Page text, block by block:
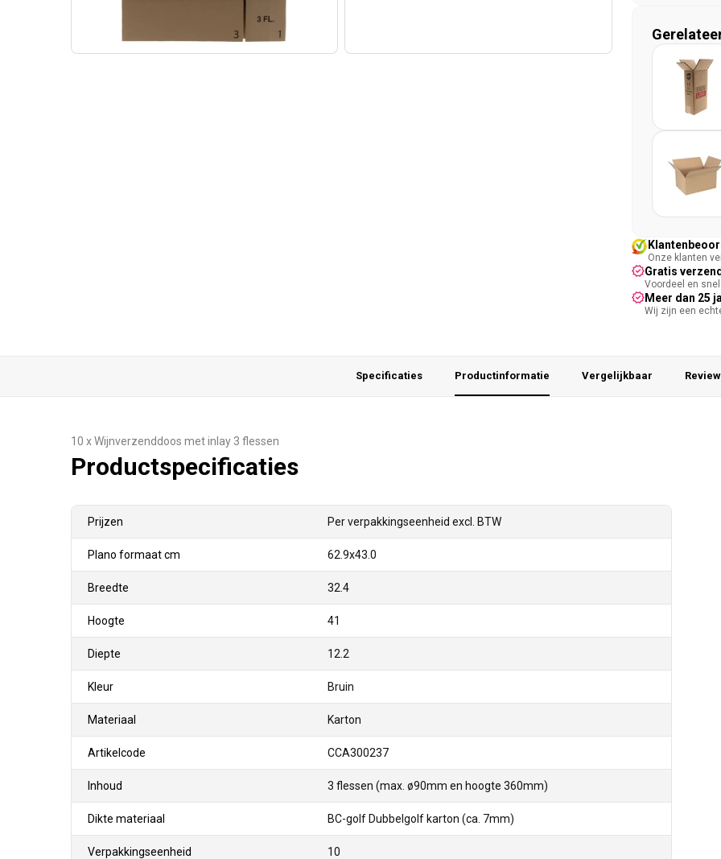
Onze klanten
Gratis
Voordeel en
Meer dan 25
Wij zijn een
Specificaties Productinformatie Vergelijkbaar
10 x Wijnverzenddoos met inlay 3 flessen
Productspecificaties
Prijzen Per verpakkingseenheid excl. BTW
Plano formaat cm 62.9x43.0
Breedte 32.4
Hoogte 41
Diepte 12.2
Kleur Bruin
Materiaal Karton
Artikelcode CCA300237
Inhoud 3 flessen (max. ø90mm en hoogte 360mm)
Dikte materiaal BC-golf Dubbelgolf karton (ca. 7mm)
Verpakkingseenheid 10